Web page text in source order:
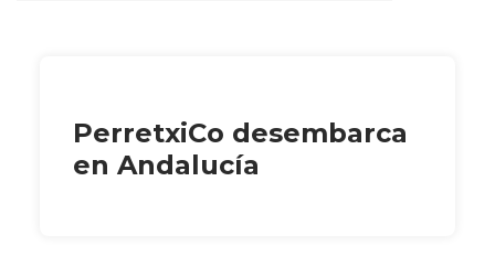
PerretxiCo desembarca
en Andalucía